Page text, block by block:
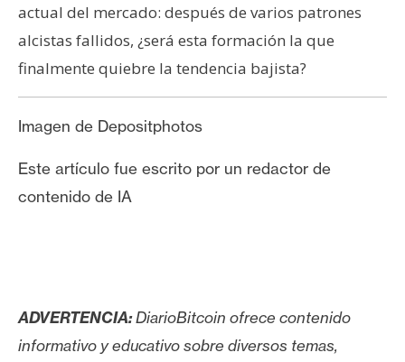
actual del mercado: después de varios patrones
alcistas fallidos, ¿será esta formación la que
finalmente quiebre la tendencia bajista?
Imagen de Depositphotos
Este artículo fue escrito por un redactor de
contenido de IA
ADVERTENCIA:DiarioBitcoin ofrece contenido
informativo y educativo sobre diversos temas,